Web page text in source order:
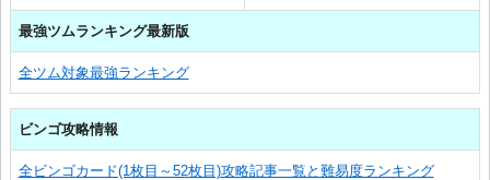
最強ツムランキング最新版
全ツム対象最強ランキング
ビンゴ攻略情報
全ビンゴカード(1枚目～52枚目)攻略記事一覧と難易度ランキング